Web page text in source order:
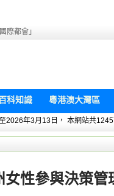
際都會」
百科知識 粵港澳大灣區
2026年3月13日， 本網站共
女性參與決策管